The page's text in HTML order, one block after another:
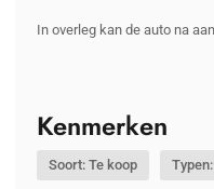
In overleg kan de auto na
Kenmerken
Soort: Te koop